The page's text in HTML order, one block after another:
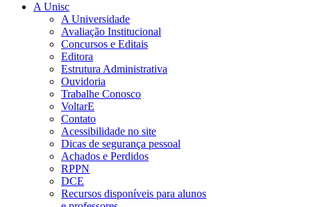
A Unisc
A Universidade
Avaliação Institucional
Concursos e Editais
Editora
Estrutura Administrativa
Ouvidoria
Trabalhe Conosco
VoltarE
Contato
Acessibilidade no site
Dicas de segurança pessoal
Achados e Perdidos
RPPN
DCE
Recursos disponíveis para alunos